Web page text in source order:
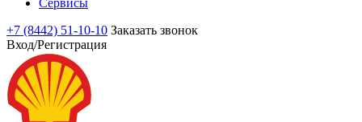
Сервисы
+7 (8442) 51-10-10 Заказать звонок
Вход/Регистрация